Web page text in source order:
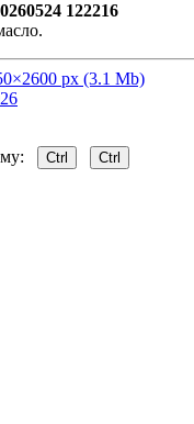
122216
px (3.1 Mb)
Ctrl Ctrl